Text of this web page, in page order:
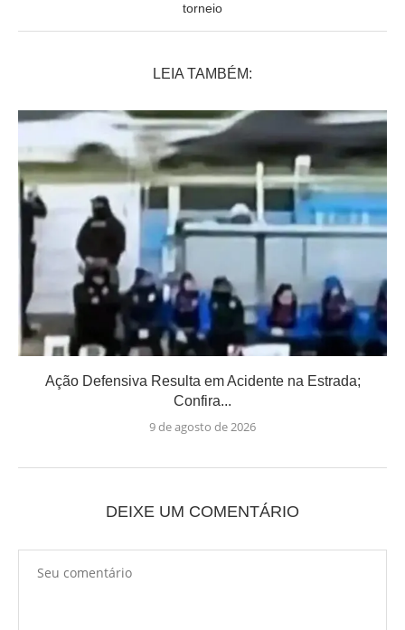
torneio
LEIA TAMBÉM:
Ação Defensiva Resulta em Acidente na Estrada;
Confira...
9 de agosto de 2026
DEIXE UM COMENTÁRIO